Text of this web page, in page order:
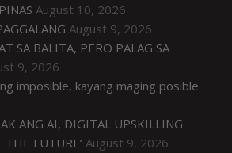
August 10, 2026
August 9, 2026
SA BALITA, PERO PALAG SA
9, 2026
imposible, kayang maging posible
ANG AI, DIGITAL UPSKILLING
THE FUTURE’ August 9, 2026